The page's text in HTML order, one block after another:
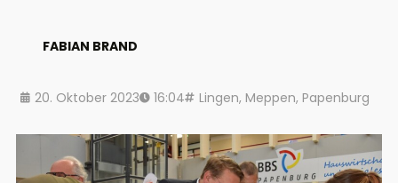
FABIAN BRAND
20. Oktober 2023 16:04 Lingen, Meppen, Papenburg